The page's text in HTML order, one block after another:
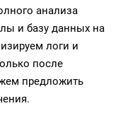
анализа
и базу данных на
логи и
после
предложить